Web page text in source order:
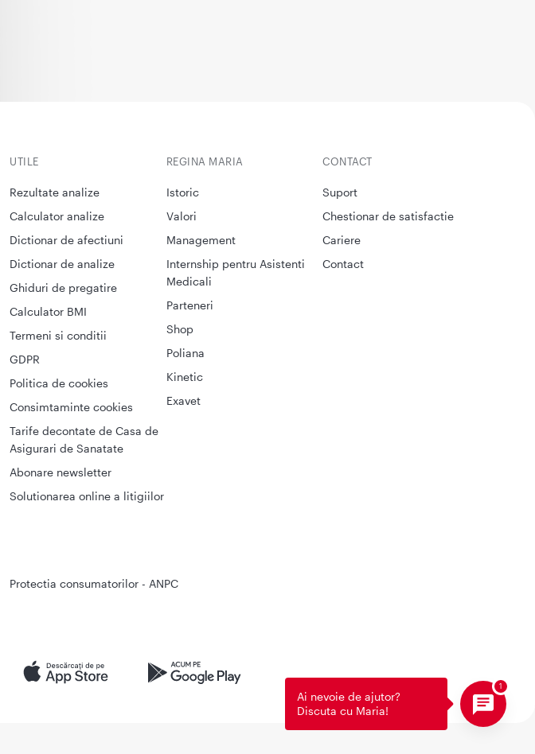
UTILE
Rezultate analize
Calculator analize
Dictionar de afectiuni
Dictionar de analize
Ghiduri de pregatire
Calculator BMI
Termeni si conditii
GDPR
Politica de cookies
Consimtaminte cookies
Tarife decontate de Casa de
Asigurari de Sanatate
Abonare newsletter
Solutionarea online a litigiilor
CONTACT
Suport
Chestionar de satisfactie
Cariere
Contact
REGINA MARIA
Istoric
Valori
Management
Internship pentru Asistenti
Medicali
Parteneri
Shop
Poliana
Kinetic
Exavet
Protectia consumatorilor - ANPC
Ai nevoie de ajutor?
Discuta cu Maria!